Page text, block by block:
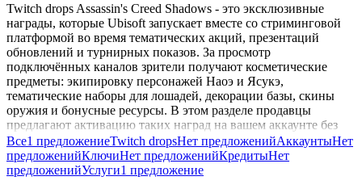
Twitch drops Assassin's Creed Shadows - это эксклюзивные
награды, которые Ubisoft запускает вместе со стриминговой
платформой во время тематических акций, презентаций
обновлений и турнирных показов. За просмотр
подключённых каналов зрители получают косметические
предметы: экипировку персонажей Наоэ и Ясукэ,
тематические наборы для лошадей, декорации базы, скины
оружия и бонусные ресурсы. В этом разделе продавцы
предлагают активацию таких наград на вашем аккаунте без
необходимости долгого просмотра и привязки собственного
профиля Twitch.
Купить Twitch drops Assassin's Creed Shadows стоит тем, кто
Все1 предложениеTwitch dropsНет предложенийАккаунтыНет
предложенийКлючиНет предложенийКредитыНет
предложенийУслуги1 предложение